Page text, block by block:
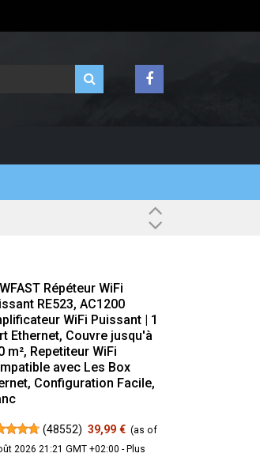
Répéteur WiFi
RE523, AC1200
WiFi Puissant | 1
Ethernet, Couvre jusqu'à
m², Repetiteur WiFi
avec Les Box
Configuration Facile,
(48552) 39,99 € (as of
2026 21:21 GMT +02:00 -Plus